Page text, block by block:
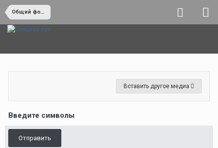
Общий форум
Вставить другое медиа
Введите символы
Отправить